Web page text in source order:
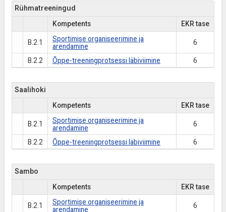
Rühmatreeningud
Kompetents EKR tase
B.2.1
Sportimise organiseerimine ja
arendamine
6
B.2.2 Õppe-treeningprotsessi läbiviimine 6
Saalihoki
Kompetents EKR tase
B.2.1
Sportimise organiseerimine ja
arendamine
6
B.2.2 Õppe-treeningprotsessi läbiviimine 6
Sambo
Kompetents EKR tase
B.2.1
Sportimise organiseerimine ja
arendamine
6